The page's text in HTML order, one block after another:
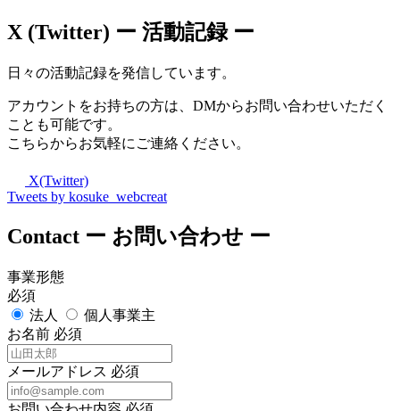
X (Twitter) ー 活動記録 ー
日々の活動記録を発信しています。
アカウントをお持ちの方は、DMからお問い合わせいただく
ことも可能です。
こちらからお気軽にご連絡ください。
X(Twitter)
Tweets by kosuke_webcreat
Contact ー お問い合わせ ー
事業形態
必須
法人
個人事業主
お名前 必須
メールアドレス 必須